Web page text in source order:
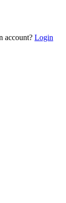
account? Login